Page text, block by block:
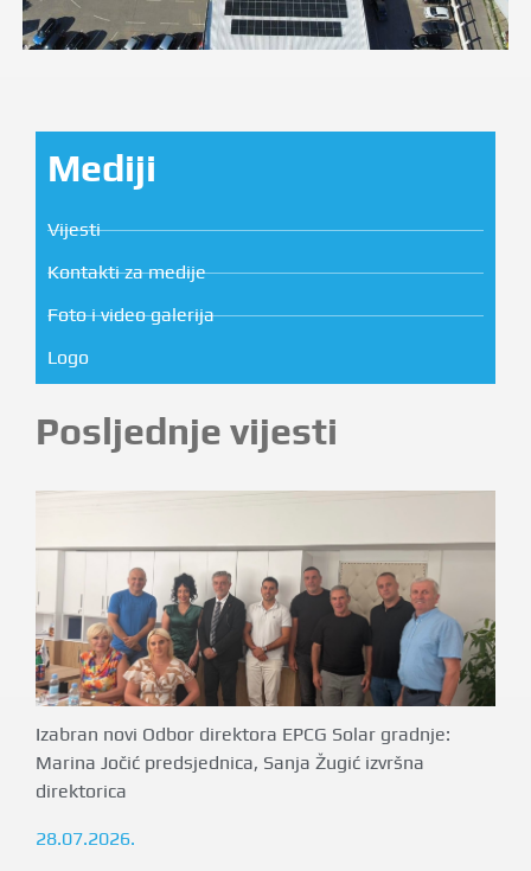
Mediji
Vijesti
Kontakti za medije
Foto i video galerija
Logo
Posljednje vijesti
Izabran novi Odbor direktora EPCG Solar gradnje:
Marina Jočić predsjednica, Sanja Žugić izvršna
direktorica
28.07.2026.